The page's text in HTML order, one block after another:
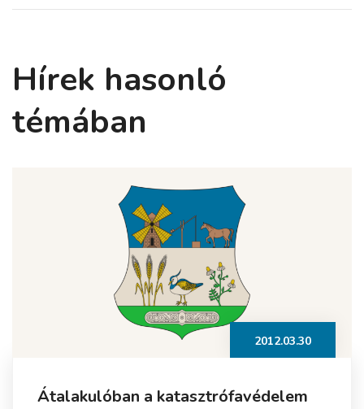
Hírek hasonló
témában
2012.03.30
Átalakulóban a katasztrófavédelem